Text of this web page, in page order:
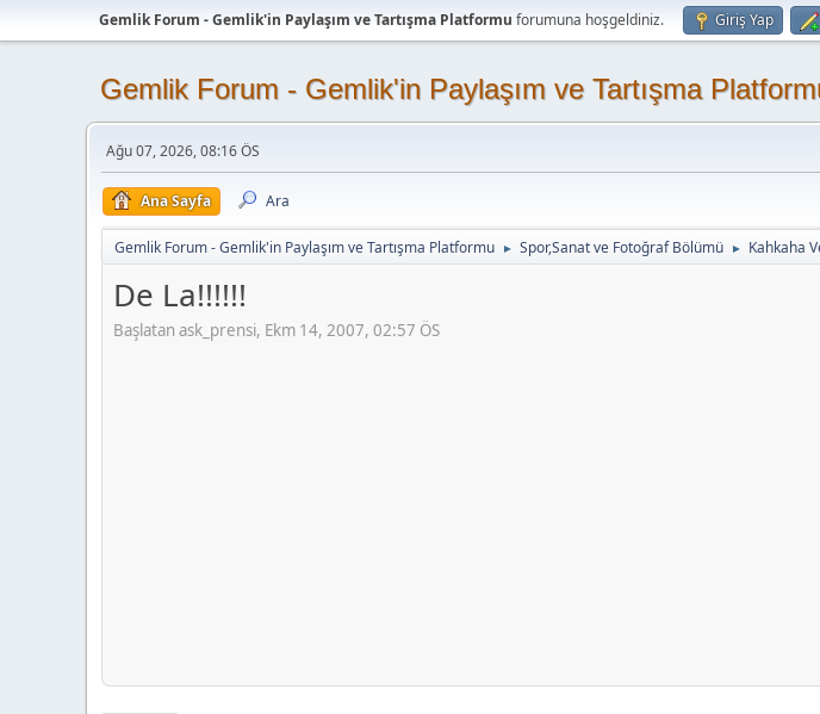
Gemlik Forum - Gemlik'in Paylaşım ve Tartışma Platformu forumuna hoşgeldiniz. Giriş Yap
Gemlik Forum - Gemlik'in Paylaşım ve Tartışma
Ağu 07, 2026, 08:16 ÖS
Ana Sayfa Ara
Gemlik Forum - Gemlik'in Paylaşım ve Tartışma Platformu ► Spor,Sanat ve Fotoğraf Bölümü ► Kahkaha
De La!!!!!!
Başlatan ask_prensi, Ekm 14, 2007, 02:57 ÖS